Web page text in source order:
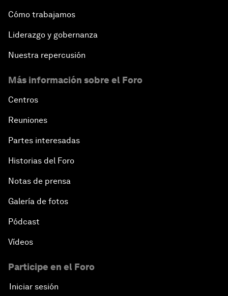
Cómo trabajamos
Liderazgo y gobernanza
Nuestra repercusión
Más información sobre el Foro
Centros
Reuniones
Partes interesadas
Historias del Foro
Notas de prensa
Galería de fotos
Pódcast
Vídeos
Participe en el Foro
Iniciar sesión